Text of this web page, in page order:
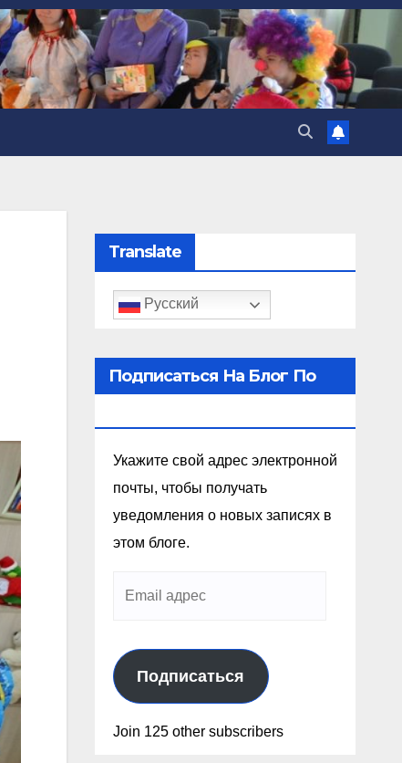
Translate
Русский
Подписаться На Блог По
Укажите свой адрес электронной
почты, чтобы получать
уведомления о новых записях в
этом блоге.
Подписаться
Join 125 other subscribers